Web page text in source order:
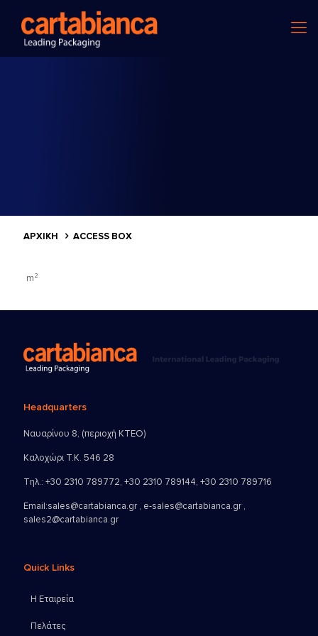
ΑΡΧΙΚΗ ACCESS BOX
m²
Headquarters
Ναυαρίνου 8, (περιοχή ΚΤΕΟ)
Καλοχώρι Τ.Κ. 546 28
Τηλ.: +30 2310 789772, +30 2310 789144, +30 2310 789716
Email:sales@cartabianca.gr , e-sales@cartabianca.gr ,
sales2@cartabianca.gr
Quick Links
Η Εταιρεία
Πελάτες